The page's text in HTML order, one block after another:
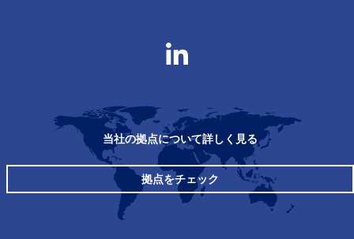
当社の拠点について詳しく見る
拠点をチェック